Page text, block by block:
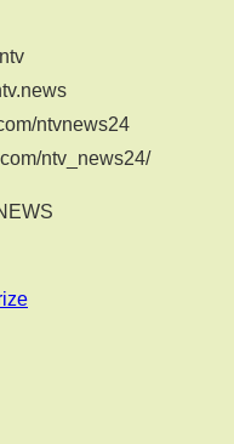
ntvnews24
ntv_news24/